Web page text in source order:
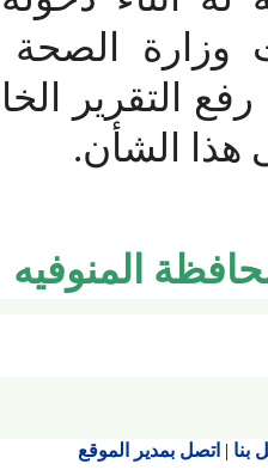
الصحة
الشأن.
المنوفيه
| اتصل بمدير الموقع